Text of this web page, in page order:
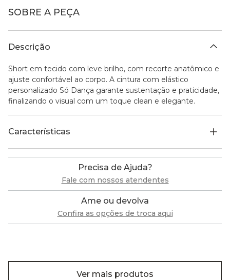
SOBRE A PEÇA
Descrição
Short em tecido com leve brilho, com recorte anatômico e
ajuste confortável ao corpo. A cintura com elástico
personalizado Só Dança garante sustentação e praticidade,
finalizando o visual com um toque clean e elegante.
Características
Precisa de Ajuda?
Fale com nossos atendentes
Ame ou devolva
Confira as opções de troca aqui
Ver mais produtos